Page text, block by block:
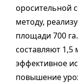
оросительной
методу,
площади 700
составляют 1,5
эффективное
повышение